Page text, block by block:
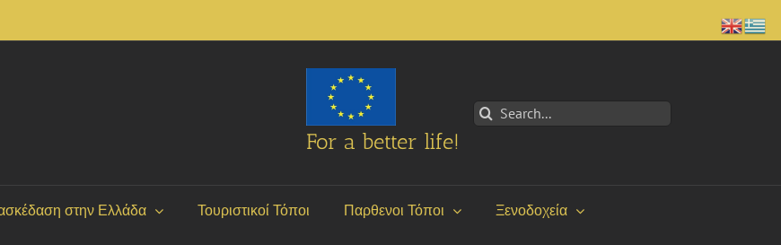
For a better life!
Search
for:
στην Ελλάδα Τουριστικοί Τόποι Παρθενοι Τόποι Ξενοδοχεία